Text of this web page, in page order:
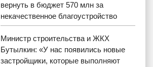
вернуть в бюджет 570 млн за
некачественное благоустройство
Министр строительства и ЖКХ
Бутылкин: «У нас появились новые
застройщики, которые выполняют